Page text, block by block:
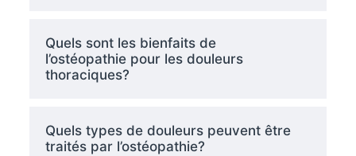
Quels sont les bienfaits de
l’ostéopathie pour les douleurs
thoraciques?
Quels types de douleurs peuvent être
traités par l’ostéopathie?